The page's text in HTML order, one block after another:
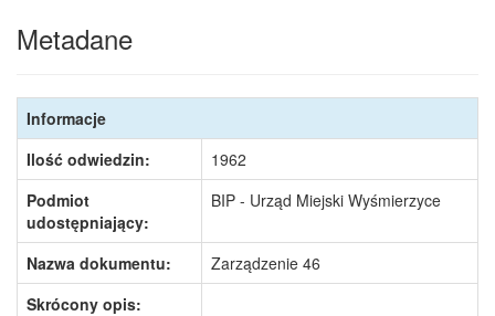
Metadane
Informacje
Ilość odwiedzin:
1962
Podmiot
udostępniający:
BIP - Urząd Miejski Wyśmierzyce
Nazwa dokumentu:
Zarządzenie 46
Skrócony opis: